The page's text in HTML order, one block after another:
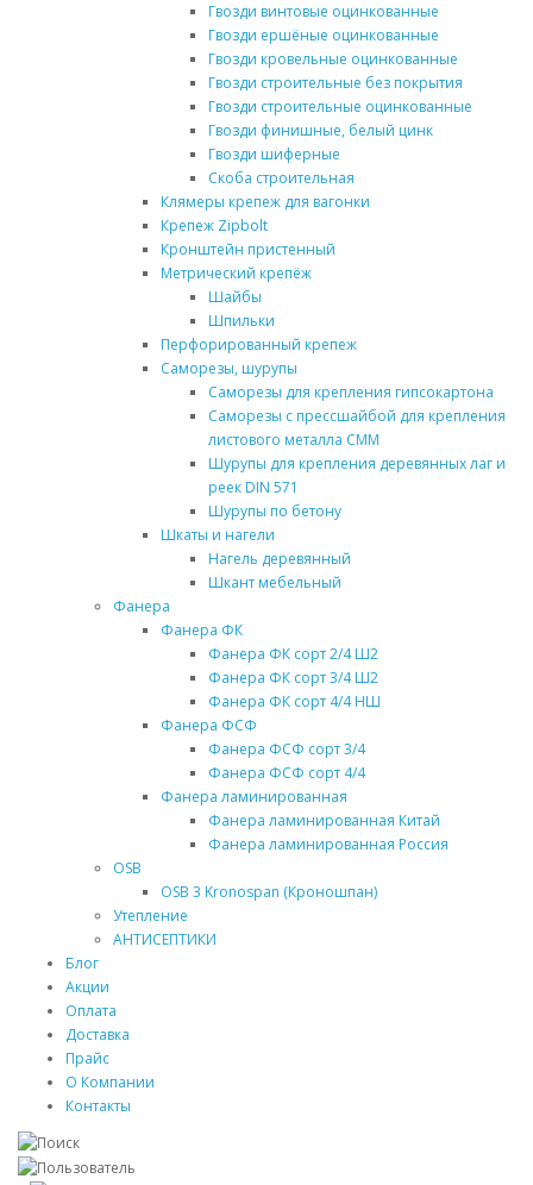
Гвозди винтовые оцинкованные
Гвозди ершёные оцинкованные
Гвозди кровельные оцинкованные
Гвозди строительные без покрытия
Гвозди строительные оцинкованные
Гвозди финишные, белый цинк
Гвозди шиферные
Скоба строительная
Клямеры крепеж для вагонки
Крепеж Zipbolt
Кронштейн пристенный
Метрический крепёж
Шайбы
Шпильки
Перфорированный крепеж
Саморезы, шурупы
Саморезы для крепления гипсокартона
Саморезы с прессшайбой для крепления
листового металла СММ
Шурупы для крепления деревянных лаг и
реек DIN 571
Шурупы по бетону
Шкаты и нагели
Нагель деревянный
Шкант мебельный
Фанера
Фанера ФК
Фанера ФК сорт 2/4 Ш2
Фанера ФК сорт 3/4 Ш2
Фанера ФК сорт 4/4 НШ
Фанера ФСФ
Фанера ФСФ сорт 3/4
Фанера ФСФ сорт 4/4
Фанера ламинированная
Фанера ламинированная Китай
Фанера ламинированная Россия
OSB
OSB 3 Kronospan (Кроношпан)
Утепление
АНТИСЕПТИКИ
Блог
Акции
Оплата
Доставка
Прайс
О Компании
Контакты